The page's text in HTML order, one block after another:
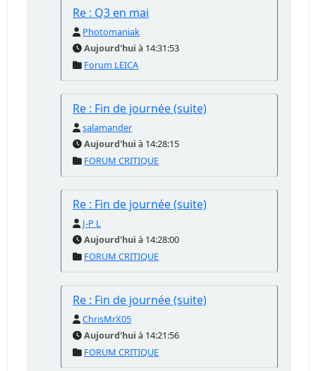
Re : Q3 en mai
Photomaniak
Aujourd'hui à 14:31:53
Forum LEICA
Re : Fin de journée (suite)
salamander
Aujourd'hui à 14:28:15
FORUM CRITIQUE
Re : Fin de journée (suite)
J-P L
Aujourd'hui à 14:28:00
FORUM CRITIQUE
Re : Fin de journée (suite)
ChrisMrX05
Aujourd'hui à 14:21:56
FORUM CRITIQUE